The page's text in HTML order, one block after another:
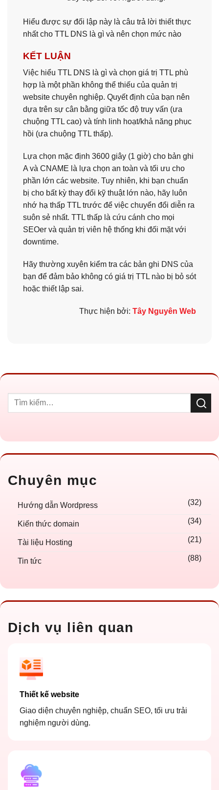
Hiểu được sự đối lập này là câu trả lời thiết thực
nhất cho TTL DNS là gì và nên chọn mức nào
KẾT LUẬN
Việc hiểu TTL DNS là gì và chọn giá trị TTL phù
hợp là một phần không thể thiếu của quản trị
website chuyên nghiệp. Quyết định của bạn nên
dựa trên sự cân bằng giữa tốc độ truy vấn (ưa
chuộng TTL cao) và tính linh hoạt/khả năng phục
hồi (ưa chuộng TTL thấp).
Lựa chọn mặc định 3600 giây (1 giờ) cho bản ghi
A và CNAME là lựa chọn an toàn và tối ưu cho
phần lớn các website. Tuy nhiên, khi bạn chuẩn
bị cho bất kỳ thay đổi kỹ thuật lớn nào, hãy luôn
nhớ hạ thấp TTL trước để việc chuyển đổi diễn ra
suôn sẻ nhất. TTL thấp là cứu cánh cho mọi
SEOer và quản trị viên hệ thống khi đối mặt với
downtime.
Hãy thường xuyên kiểm tra các bản ghi DNS của
bạn để đảm bảo không có giá trị TTL nào bị bỏ sót
hoặc thiết lập sai.
Thực hiện bởi: Tây Nguyên Web
Chuyên mục
Hướng dẫn Wordpress (32)
Kiến thức domain (34)
Tài liệu Hosting (21)
Tin tức (88)
Dịch vụ liên quan
Thiết kế website
Giao diện chuyên nghiệp, chuẩn SEO, tối ưu trải
nghiệm người dùng.